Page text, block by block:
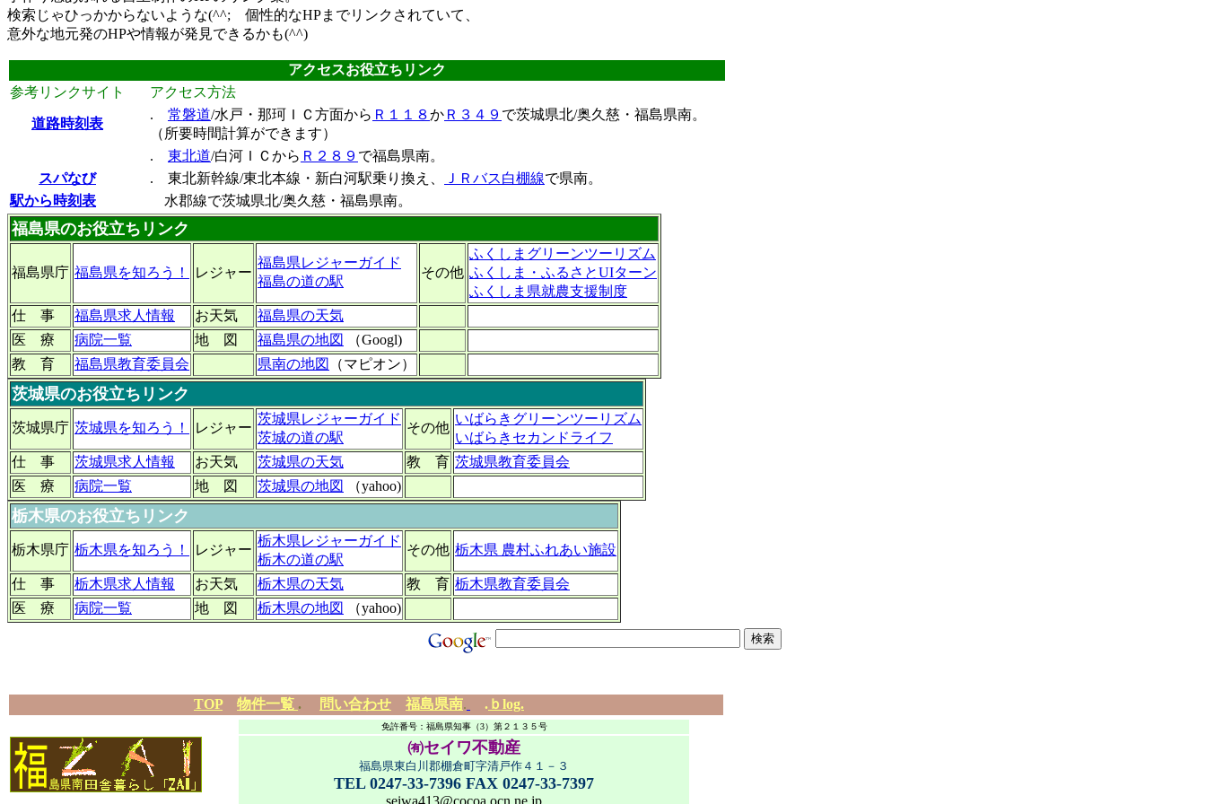
検索じゃひっかからないような(^^; 個性的なHPまでリンクされていて、
意外な地元発のHPや情報が発見できるかも(^^)
アクセスお役立ちリンク
参考リンクサイト
アクセス方法
道路時刻表
. 常磐道/水戸・那珂ＩＣ方面から Ｒ１１８か Ｒ３４９ で茨城県北/奥久慈・福島県南。
（所要時間計算ができます）
. 東北道/白河ＩＣから Ｒ２８９ で福島県南。
スパなび
. 東北新幹線/東北本線・新白河駅乗り換え、 ＪＲバス白棚線で県南。
駅から時刻表
水郡線で茨城県北/奥久慈・福島県南。
福島県のお役立ちリンク
福島県庁 福島県を知ろう！ レジャー
福島県レジャーガイド
福島の道の駅
その他
ふくしまグリーンツーリズム
ふくしま・ふるさとUIターン
ふくしま県就農支援制度
仕 事
福島県求人情報 お天気
福島県の天気
医 療
病院一覧 地 図 福島県の地図
（Googl)
教 育
福島県教育委員会 県南の地図 （マピオン）
茨城県のお役立ちリンク
茨城県庁 茨城県を知ろう！ レジャー
茨城県レジャーガイド
茨城の道の駅
その他
いばらきグリーンツーリズム
いばらきセカンドライフ
仕 事
茨城県求人情報 お天気 茨城県の天気 教 育 茨城県教育委員会
医 療
病院一覧 地 図 茨城県の地図 （yahoo)
栃木県のお役立ちリンク
栃木県庁 栃木県を知ろう！ レジャー
栃木県レジャーガイド
栃木の道の駅
その他 栃木県 農村ふれあい施設
仕 事 栃木県求人情報 お天気 栃木県の天気 教 育 栃木県教育委員会
医 療
病院一覧 地 図 栃木県の地図 （yahoo)
TOP 物件一覧 . 問い合わせ 福島県南. . ｂlog.
免許番号：福島県知事（3）第２１３５号
㈲セイワ不動産
福島県東白川郡棚倉町字清戸作４１－３
TEL 0247-33-7396 FAX 0247-33-7397
seiwa413@cocoa.ocn.ne.jp